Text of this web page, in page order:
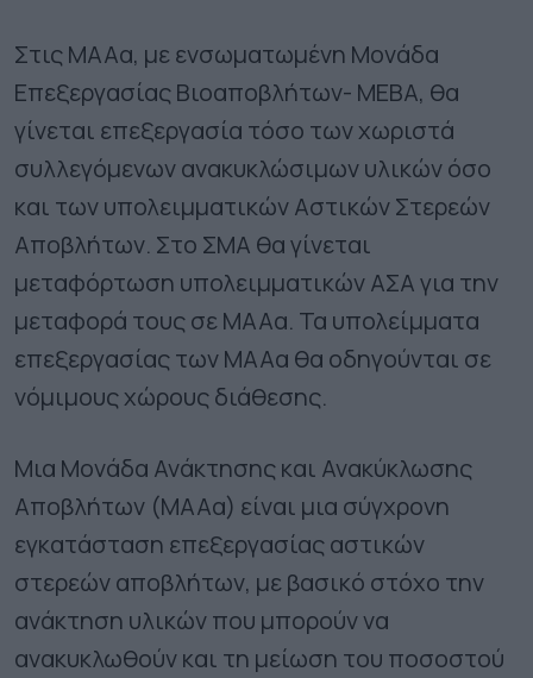
Στις ΜΑΑα, με ενσωματωμένη Μονάδα
Επεξεργασίας Βιοαποβλήτων- ΜΕΒΑ, θα
γίνεται επεξεργασία τόσο των χωριστά
συλλεγόμενων ανακυκλώσιμων υλικών όσο
και των υπολειμματικών Αστικών Στερεών
Αποβλήτων. Στο ΣΜΑ θα γίνεται
μεταφόρτωση υπολειμματικών ΑΣΑ για την
μεταφορά τους σε ΜΑΑα. Τα υπολείμματα
επεξεργασίας των ΜΑΑα θα οδηγούνται σε
νόμιμους χώρους διάθεσης.
Μια Μονάδα Ανάκτησης και Ανακύκλωσης
Αποβλήτων (ΜΑΑα) είναι μια σύγχρονη
εγκατάσταση επεξεργασίας αστικών
στερεών αποβλήτων, με βασικό στόχο την
ανάκτηση υλικών που μπορούν να
ανακυκλωθούν και τη μείωση του ποσοστού